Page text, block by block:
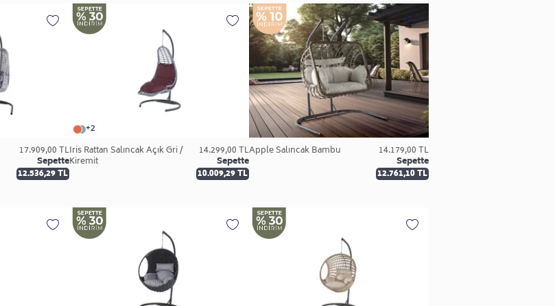
17.909,00 TL
Sepette
12.536,29 TL
+2
İris Rattan Salıncak Açık Gri /
Kiremit
14.299,00 TL
Sepette
10.009,29 TL
Apple Salıncak Bambu 14.179,00 TL
Sepette
12.761,10 TL